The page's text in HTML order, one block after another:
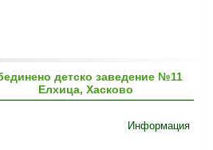
детско заведение №11
Елхица, Хасково
Информация